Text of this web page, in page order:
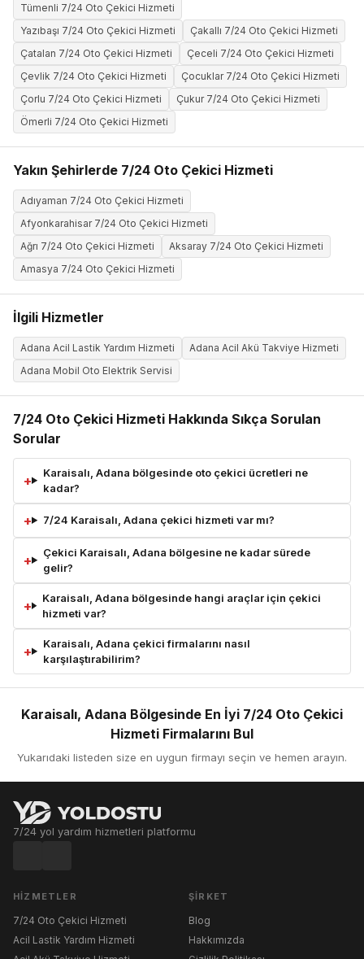
Tümenli 7/24 Oto Çekici Hizmeti
Yazıbaşı 7/24 Oto Çekici Hizmeti
Çakallı 7/24 Oto Çekici Hizmeti
Çatalan 7/24 Oto Çekici Hizmeti
Çeceli 7/24 Oto Çekici Hizmeti
Çevlik 7/24 Oto Çekici Hizmeti
Çocuklar 7/24 Oto Çekici Hizmeti
Çorlu 7/24 Oto Çekici Hizmeti
Çukur 7/24 Oto Çekici Hizmeti
Ömerli 7/24 Oto Çekici Hizmeti
Yakın Şehirlerde 7/24 Oto Çekici Hizmeti
Adıyaman 7/24 Oto Çekici Hizmeti
Afyonkarahisar 7/24 Oto Çekici Hizmeti
Ağrı 7/24 Oto Çekici Hizmeti
Aksaray 7/24 Oto Çekici Hizmeti
Amasya 7/24 Oto Çekici Hizmeti
İlgili Hizmetler
Adana Acil Lastik Yardım Hizmeti
Adana Acil Akü Takviye Hizmeti
Adana Mobil Oto Elektrik Servisi
7/24 Oto Çekici Hizmeti Hakkında Sıkça Sorulan
Sorular
Karaisalı, Adana bölgesinde oto çekici ücretleri ne
kadar?
7/24 Karaisalı, Adana çekici hizmeti var mı?
Çekici Karaisalı, Adana bölgesine ne kadar sürede
gelir?
Karaisalı, Adana bölgesinde hangi araçlar için çekici
hizmeti var?
Karaisalı, Adana çekici firmalarını nasıl
karşılaştırabilirim?
Karaisalı, Adana Bölgesinde En İyi 7/24 Oto Çekici
Hizmeti Firmalarını Bul
Yukarıdaki listeden size en uygun firmayı seçin ve hemen arayın.
7/24 yol yardım hizmetleri platformu
HIZMETLER
7/24 Oto Çekici Hizmeti
Acil Lastik Yardım Hizmeti
ŞIRKET
Blog
Hakkımızda